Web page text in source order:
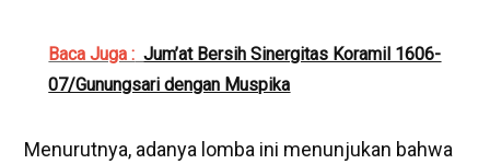
Baca Juga : Jum’at Bersih Sinergitas Koramil 1606-
07/Gunungsari dengan Muspika
Menurutnya, adanya lomba ini menunjukan bahwa